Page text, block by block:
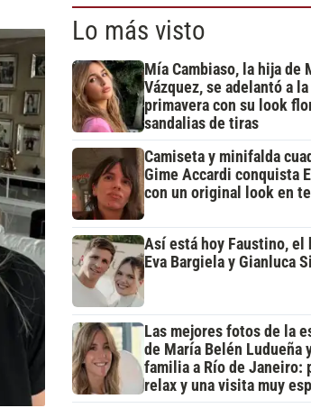
Lo más visto
Mía Cambiaso, la hija de
Vázquez, se adelantó a la
primavera con su look
sandalias de tiras
Camiseta y minifalda
Gime Accardi conquista
con un original look en
Así está hoy Faustino, el
Eva Bargiela y Gianluca
Las mejores fotos de la
de María Belén Ludueña
familia a Río de Janeiro:
relax y una visita muy